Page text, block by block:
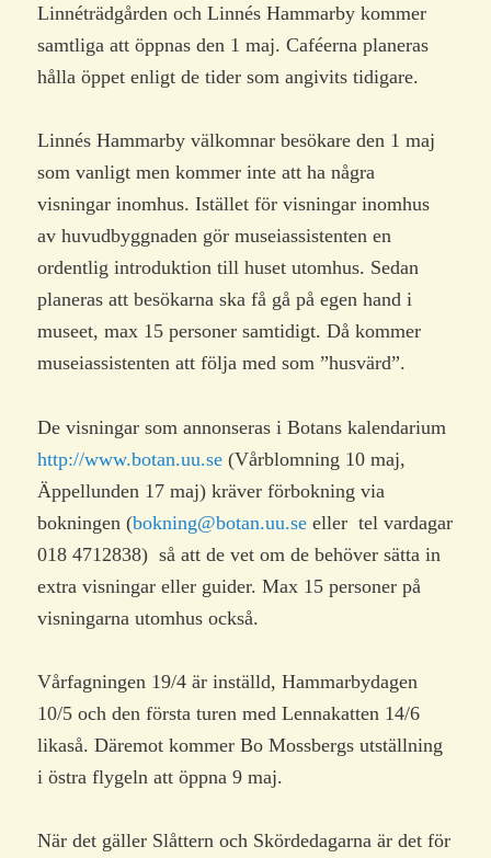
Linnéträdgården och Linnés Hammarby kommer
samtliga att öppnas den 1 maj. Caféerna planeras
hålla öppet enligt de tider som angivits tidigare.
Linnés Hammarby välkomnar besökare den 1 maj
som vanligt men kommer inte att ha några
visningar inomhus. Istället för visningar inomhus
av huvudbyggnaden gör museiassistenten en
ordentlig introduktion till huset utomhus. Sedan
planeras att besökarna ska få gå på egen hand i
museet, max 15 personer samtidigt. Då kommer
museiassistenten att följa med som ”husvärd”.
De visningar som annonseras i Botans kalendarium
http://www.botan.uu.se (Vårblomning 10 maj,
Äppellunden 17 maj) kräver förbokning via
bokningen (bokning@botan.uu.se eller tel vardagar
018 4712838) så att de vet om de behöver sätta in
extra visningar eller guider. Max 15 personer på
visningarna utomhus också.
Vårfagningen 19/4 är inställd, Hammarbydagen
10/5 och den första turen med Lennakatten 14/6
likaså. Däremot kommer Bo Mossbergs utställning
i östra flygeln att öppna 9 maj.
När det gäller Slåttern och Skördedagarna är det för